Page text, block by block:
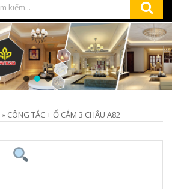
» CÔNG TẮC + Ổ CẮM 3 CHẤU A82